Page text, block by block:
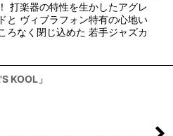
打楽器の特性を生かしたアグレ
と ヴィブラフォン特有の心地い
ろなく閉じ込めた 若手ジャズカ
KOOL」